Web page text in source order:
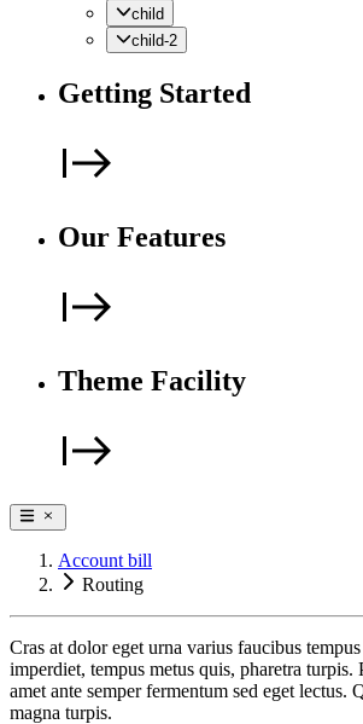
child
child-2
Getting Started
Our Features
Theme Facility
Account bill
Routing
Cras at dolor eget urna varius faucibus
imperdiet, tempus metus quis, pharetra turpis.
amet ante semper fermentum sed eget lectus.
magna turpis.